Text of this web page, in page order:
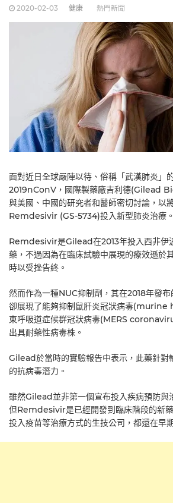
2020-02-03 健康 熱門新聞
面對近日全球嚴陣以待、俗稱「武漢肺炎」
2019nConV，國際製藥廠吉利德(Gilead
與美國、中國的研究者和醫師密切討論，以
Remdesivir (GS-5734)投入新型肺炎治療。
Remdesivir是Gilead在2013年投入西非伊
藥，不過因為在臨床試驗中展現的療效遜於
時以受挫告終。
然而作為一種NUC抑制劑，其在2018年發布
卻展現了能夠抑制鼠肝炎冠狀病毒
東呼吸道症候群冠狀病毒(MERS
出具耐藥性病毒株。
Gilead於當時的實驗報告中表示，此藥針對
的抗病毒潛力。
雖然Gilead並非第一個宣布投入疾病預防與
但Remdesivir是已經開發到臨床階段的新
投入疫苗等治療方式的生技公司，都還在早